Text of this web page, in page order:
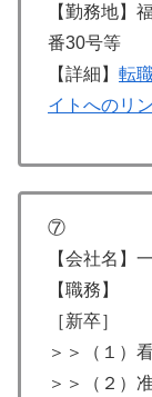
【勤務地】
番30号等
【詳細】 転
イトへのリン
⑦
【会社名】
【職務】
［新卒］
＞＞（１）
＞＞（２）